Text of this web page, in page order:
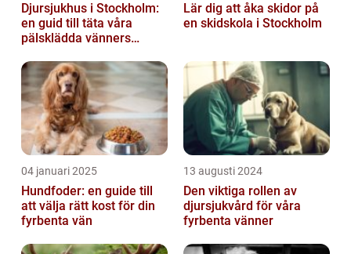
Djursjukhus i Stockholm:
en guid till täta våra
pälsklädda vänners
Lär dig att åka skidor på
en skidskola i Stockholm
04 januari 2025
Hundfoder: en guide till
att välja rätt kost för din
fyrbenta vän
13 augusti 2024
Den viktiga rollen av
djursjukvård för våra
fyrbenta vänner